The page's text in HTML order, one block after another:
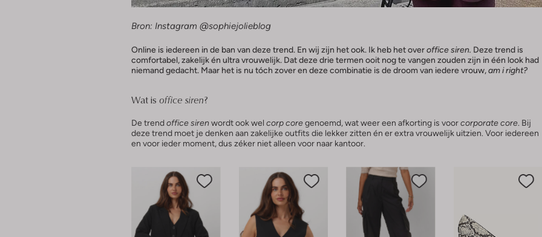
Bron: Instagram @sophiejolieblog
Online is iedereen in de ban van deze trend. En wij zijn het ook. Ik heb het overoffice siren. Deze trend is
comfortabel, zakelijk én ultra vrouwelijk. Dat deze drie termen ooit nog te vangen zouden zijn in één look had
niemand gedacht. Maar het is nu tóch zover en deze combinatie is de droom van iedere vrouw,am i right?
Wat is office siren?
De trendoffice siren wordt ook wel corp coregenoemd, wat weer een afkorting is voorcorporate core. Bij
deze trend moet je denken aan zakelijke outfits die lekker zitten én er extra vrouwelijk uitzien. Voor iedereen
en voor ieder moment, dus zéker niet alleen voor naar kantoor.